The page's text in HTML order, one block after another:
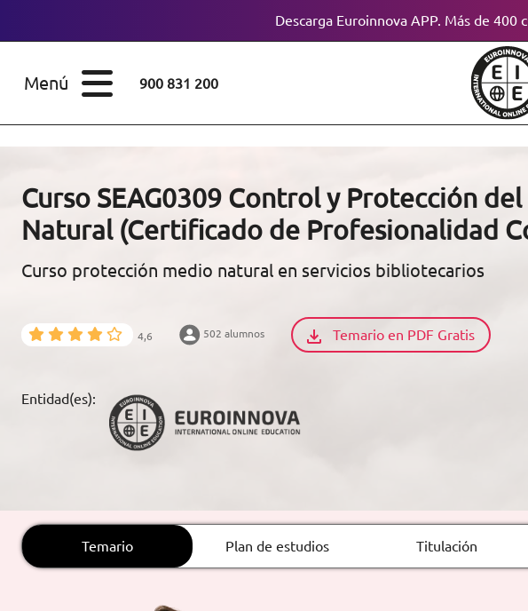
Descarga Euroinnova APP. Más de
Menú 900 831 200
CONOCE EUROINNOVA
BECAS Y
RECURSOS
CONTACTO ES
ESTUDIOS
Licenciaturas
Doctorados
Maestría
Diplomados
Certificados de
Profesionalidad
Curso SEAG0309 Control y Protección
Natural (Certificado de Profesionalidad
Curso protección medio natural en servicios bibliotecarios
4,6 502 alumnos Temario en PDF Gratis
Entidad(es):
Temario Plan de estudios Titulación